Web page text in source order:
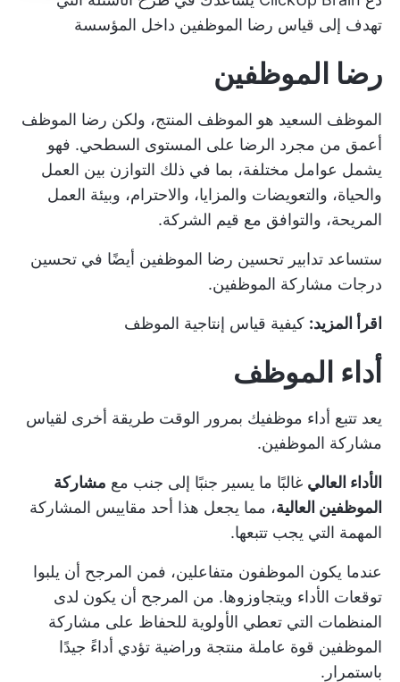
تهدف إلى قياس رضا الموظفين داخل المؤسسة
رضا الموظفين
الموظف السعيد هو الموظف المنتج، ولكن رضا الموظف
أعمق من مجرد الرضا على المستوى السطحي. فهو
يشمل عوامل مختلفة، بما في ذلك التوازن بين العمل
والحياة، والتعويضات والمزايا، والاحترام، وبيئة العمل
المريحة، والتوافق مع قيم الشركة.
ستساعد تدابير تحسين رضا الموظفين أيضًا في تحسين
درجات مشاركة الموظفين.
اقرأ المزيد: كيفية قياس إنتاجية الموظف
أداء الموظف
يعد تتبع أداء موظفيك بمرور الوقت طريقة أخرى لقياس
مشاركة الموظفين.
الأداء العالي غالبًا ما يسير جنبًا إلى جنب مع مشاركة
الموظفين العالية، مما يجعل هذا أحد مقاييس المشاركة
المهمة التي يجب تتبعها.
عندما يكون الموظفون متفاعلين، فمن المرجح أن يلبوا
توقعات الأداء ويتجاوزوها. من المرجح أن يكون لدى
المنظمات التي تعطي الأولوية للحفاظ على مشاركة
الموظفين قوة عاملة منتجة وراضية تؤدي أداءً جيدًا
باستمرار.